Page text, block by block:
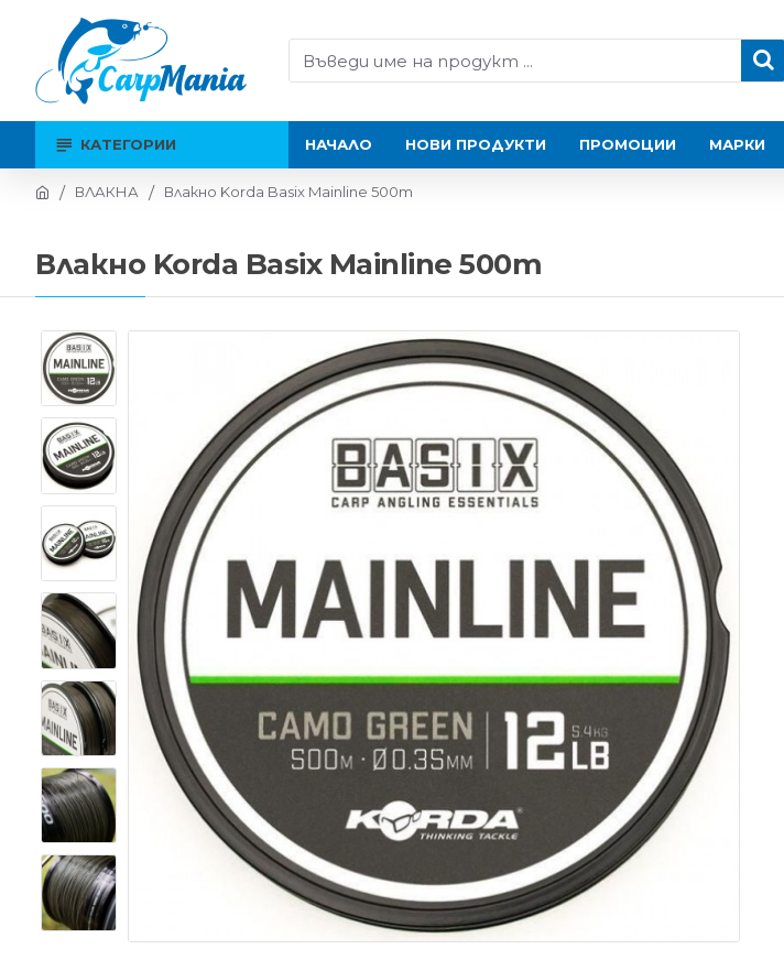
КАТЕГОРИИ НАЧАЛО НОВИ ПРОДУКТИ ПРОМОЦИИ МАРКИ
ВЛАКНА Влакно Korda Basix Mainline 500m
Влакно Korda Basix Mainline 500m